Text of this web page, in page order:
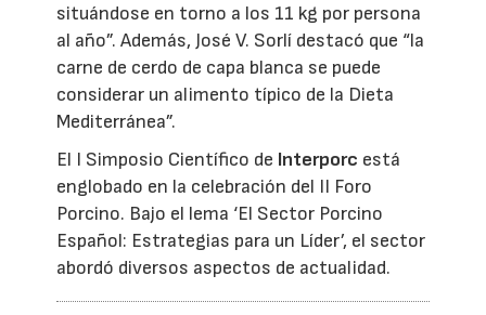
situándose en torno a los 11 kg por persona
al año”. Además, José V. Sorlí destacó que “la
carne de cerdo de capa blanca se puede
considerar un alimento típico de la Dieta
Mediterránea”.
El I Simposio Científico de Interporc está
englobado en la celebración del II Foro
Porcino. Bajo el lema ‘El Sector Porcino
Español: Estrategias para un Líder’, el sector
abordó diversos aspectos de actualidad.